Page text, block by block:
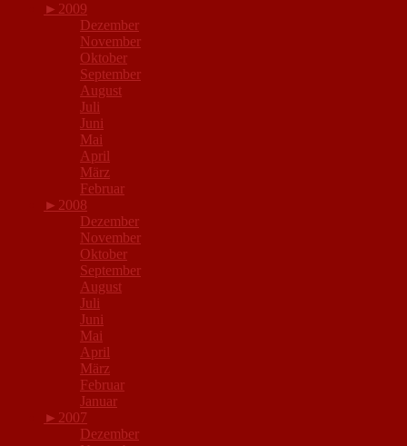
► 2009
Dezember
November
Oktober
September
August
Juli
Juni
Mai
April
März
Februar
► 2008
Dezember
November
Oktober
September
August
Juli
Juni
Mai
April
März
Februar
Januar
► 2007
Dezember